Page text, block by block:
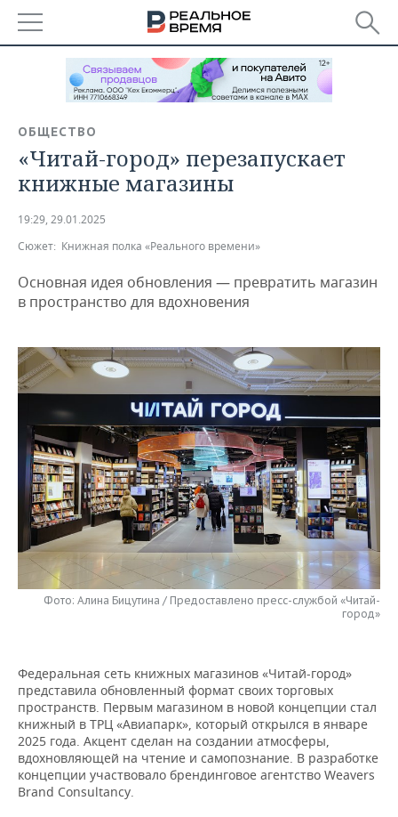
РЕГИОНЫ
БАШКОРТОСТАН
УДМУРТИЯ
НОВОСТИ
АНАЛИТИКА
НОВОСТИ АНАЛИТИКИ
ДЕКЛАРАЦИИ О ДОХОДАХ
ВУЗЫ ТАТАРСТАНА
КОМУ ПРИНАДЛЕЖАТ
ТОРГОВЫЕ ЦЕНТРЫ
ТАТАРСТАНА
ЭКОНОМИКА
НОВОСТИ ЭКОНОМИКИ
БАНКИ
БЮДЖЕТ
ИНВЕСТИЦИИ
ПРОМЫШЛЕННОСТЬ
ПРОМЫШЛЕННОСТИ
МАШИНОСТРОЕНИЕ
НЕФТЬ
ОПК
ЭНЕРГЕТИКА
НОВОСТИ НЕДВИЖИМОСТИ
АВТО
НОВОСТИ АВТО
БИЗНЕС
НОВОСТИ БИЗНЕСА
РОЗНИЧНАЯ ТОРГОВЛЯ
ТРАНСПОРТ
УСЛУГИ
ТЕХНОЛОГИИ
НОВОСТИ ТЕХНОЛОГИЙ
IT
МЕДИА
ТЕЛЕКОММУНИКАЦИИ
МЕРОПРИЯТИЯ
НОВОСТИ МЕРОПРИЯТИЙ
ВЫЕЗДНАЯ РЕДАКЦИЯ
БИЗНЕС-БРАНЧИ
ONLINE-КОНФЕРЕНЦИИ
СПОРТ
НОВОСТИ СПОРТА
ФУТБОЛ
ХОККЕЙ
ВОЛЕЙБОЛ
КИБЕРСПОРТ
ФИГУРНОЕ КАТАНИЕ
ВОДНЫЕ ВИДЫ СПОРТА
ОБЩЕСТВО
НОВОСТИ ОБЩЕСТВА
ВЛАСТЬ
ИСТОРИЯ
КУЛЬТУРА
МЕДИЦИНА
ОБРАЗОВАНИЕ
ФОТОГАЛЕРЕЯ
СЮЖЕТЫ
СПИСОК ПЕРСОН
СПИСОК КОМПАНИЙ
ПОЛНАЯ ВЕРСИЯ
ОБЩЕСТВО
«Читай-город» перезапускает
книжные магазины
19:29, 29.01.2025
Сюжет: Книжная полка «Реального времени»
Основная идея обновления — превратить магазин
в пространство для вдохновения
Фото: Алина Бицутина / Предоставлено пресс-службой «Читай-
город»
Федеральная сеть книжных магазинов «Читай-город»
представила обновленный формат своих торговых
пространств. Первым магазином в новой концепции стал
книжный в ТРЦ «Авиапарк», который открылся в январе
2025 года. Акцент сделан на создании атмосферы,
вдохновляющей на чтение и самопознание. В разработке
концепции участвовало брендинговое агентство Weavers
Brand Consultancy.